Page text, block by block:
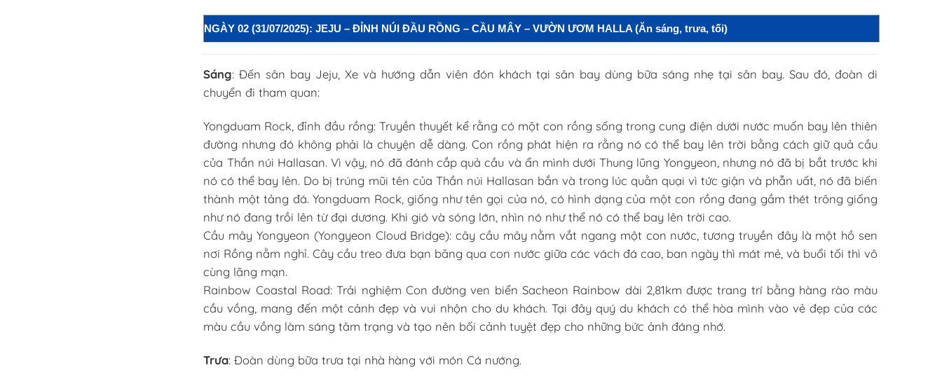
NGÀY 02 (31/07/2025): JEJU – ĐỈNH NÚI ĐẦU RỒNG – CẦU MÂY – VƯỜN ƯƠM HALLA (Ăn sáng, trưa, tối)
Sáng: Đến sân bay Jeju, Xe và hướng dẫn viên đón khách tại sân bay dùng bữa sáng nhẹ tại sân bay. Sau đó, đoàn di
chuyển đi tham quan:
Yongduam Rock, đỉnh đầu rồng: Truyền thuyết kể rằng có một con rồng sống trong cung điện dưới nước muốn bay lên thiên
đường nhưng đó không phải là chuyện dễ dàng. Con rồng phát hiện ra rằng nó có thể bay lên trời bằng cách giữ quả cầu
của Thần núi Hallasan. Vì vậy, nó đã đánh cắp quả cầu và ẩn mình dưới Thung lũng Yongyeon, nhưng nó đã bị bắt trước khi
nó có thể bay lên. Do bị trúng mũi tên của Thần núi Hallasan bắn và trong lúc quằn quại vì tức giận và phẫn uất, nó đã biến
thành một tảng đá. Yongduam Rock, giống như tên gọi của nó, có hình dạng của một con rồng đang gầm thét trông giống
như nó đang trồi lên từ đại dương. Khi gió và sóng lớn, nhìn nó như thể nó có thể bay lên trời cao.
Cầu mây Yongyeon (Yongyeon Cloud Bridge): cây cầu mây nằm vắt ngang một con nước, tương truyền đây là một hồ sen
nơi Rồng nằm nghỉ. Cây cầu treo đưa bạn băng qua con nước giữa các vách đá cao, ban ngày thì mát mẻ, và buổi tối thì vô
cùng lãng mạn.
Rainbow Coastal Road: Trải nghiệm Con đường ven biển Sacheon Rainbow dài 2,81km được trang trí bằng hàng rào màu
cầu vồng, mang đến một cảnh đẹp và vui nhộn cho du khách. Tại đây quý du khách có thể hòa mình vào vẻ đẹp của các
màu cầu vồng làm sáng tâm trạng và tạo nên bối cảnh tuyệt đẹp cho những bức ảnh đáng nhớ.
Trưa: Đoàn dùng bữa trưa tại nhà hàng với món Cá nướng.